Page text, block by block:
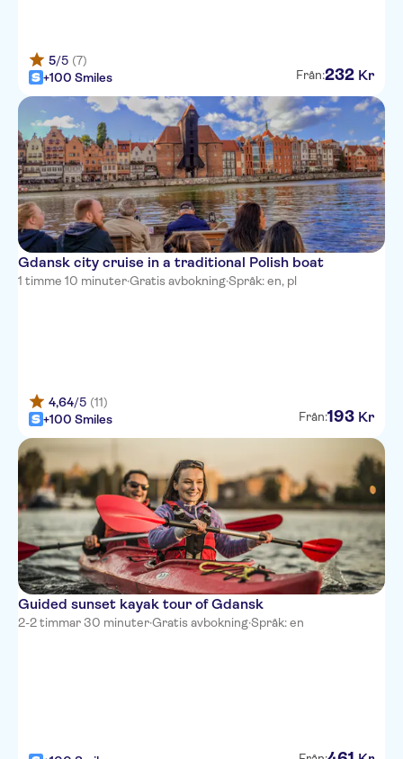
5/5 (7)
+100 Smiles
Från:232 Kr
Gdansk city cruise in a traditional Polish boat
1 timme 10 minuter·Gratis avbokning·Språk: en, pl
4,64/5 (11)
+100 Smiles
Från:193 Kr
Guided sunset kayak tour of Gdansk
2-2 timmar 30 minuter·Gratis avbokning·Språk: en